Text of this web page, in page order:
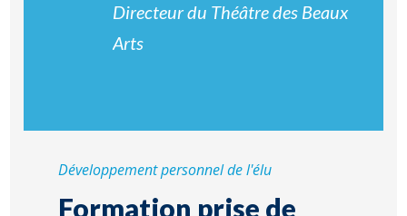
Directeur du Théâtre des Beaux
Arts
Développement personnel de l'élu
Formation prise de